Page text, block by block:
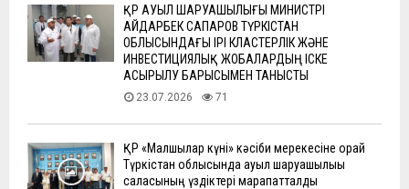
ҚР АУЫЛ ШАРУАШЫЛЫҒЫ МИНИСТРІ
АЙДАРБЕК САПАРОВ ТҮРКІСТАН
ОБЛЫСЫНДАҒЫ ІРІ КЛАСТЕРЛІК ЖӘНЕ
ИНВЕСТИЦИЯЛЫҚ ЖОБАЛАРДЫҢ ІСКЕ
АСЫРЫЛУ БАРЫСЫМЕН ТАНЫСТЫ
23.07.2026 71
ҚР «Малшылар күні» кәсіби мерекесіне орай
Түркістан облысында ауыл шаруашылығы
саласының үздіктері марапатталды